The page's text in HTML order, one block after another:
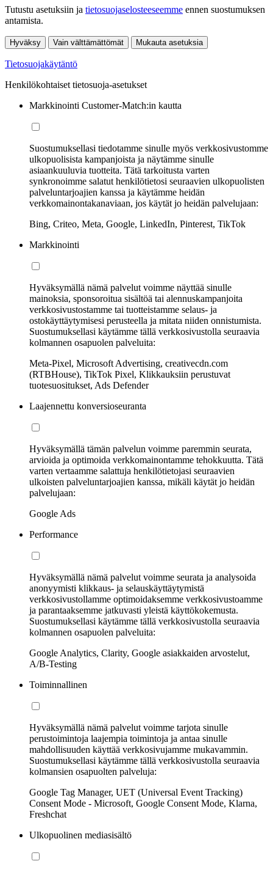
Tutustu asetuksiin ja tietosuojaselosteeseemme ennen suostumuksen
antamista.
Hyväksy Vain välttämättömät Mukauta asetuksia
Tietosuojakäytäntö
Henkilökohtaiset tietosuoja-asetukset
Markkinointi Customer-Match:in kautta
Suostumuksellasi tiedotamme sinulle myös verkkosivustomme
ulkopuolisista kampanjoista ja näytämme sinulle
asiaankuuluvia tuotteita. Tätä tarkoitusta varten
synkronoimme salatut henkilötietosi seuraavien ulkopuolisten
palveluntarjoajien kanssa ja käytämme heidän
verkkomainontakanaviaan, jos käytät jo heidän palvelujaan:
Bing, Criteo, Meta, Google, LinkedIn, Pinterest, TikTok
Markkinointi
Hyväksymällä nämä palvelut voimme näyttää sinulle
mainoksia, sponsoroitua sisältöä tai alennuskampanjoita
verkkosivustostamme tai tuotteistamme selaus- ja
ostokäyttäytymisesi perusteella ja mitata niiden onnistumista.
Suostumuksellasi käytämme tällä verkkosivustolla seuraavia
kolmannen osapuolen palveluita:
Meta-Pixel, Microsoft Advertising, creativecdn.com
(RTBHouse), TikTok Pixel, Klikkauksiin perustuvat
tuotesuositukset, Ads Defender
Laajennettu konversioseuranta
Hyväksymällä tämän palvelun voimme paremmin seurata,
arvioida ja optimoida verkkomainontamme tehokkuutta. Tätä
varten vertaamme salattuja henkilötietojasi seuraavien
ulkoisten palveluntarjoajien kanssa, mikäli käytät jo heidän
palvelujaan:
Google Ads
Performance
Hyväksymällä nämä palvelut voimme seurata ja analysoida
anonyymisti klikkaus- ja selauskäyttäytymistä
verkkosivustollamme optimoidaksemme verkkosivustoamme
ja parantaaksemme jatkuvasti yleistä käyttökokemusta.
Suostumuksellasi käytämme tällä verkkosivustolla seuraavia
kolmannen osapuolen palveluita:
Google Analytics, Clarity, Google asiakkaiden arvostelut,
A/B-Testing
Toiminnallinen
Hyväksymällä nämä palvelut voimme tarjota sinulle
perustoimintoja laajempia toimintoja ja antaa sinulle
mahdollisuuden käyttää verkkosivujamme mukavammin.
Suostumuksellasi käytämme tällä verkkosivustolla seuraavia
kolmansien osapuolten palveluja:
Google Tag Manager, UET (Universal Event Tracking)
Consent Mode - Microsoft, Google Consent Mode, Klarna,
Freshchat
Ulkopuolinen mediasisältö